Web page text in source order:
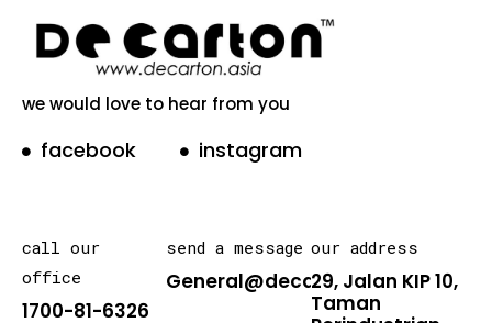
we would love to hear from you
facebook instagram
call our
office
1700-81-6326
send a message
General@decarton.asia
our address
29, Jalan KIP 10,
Taman